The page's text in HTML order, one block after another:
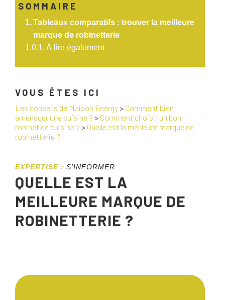
SOMMAIRE
Tableaux comparatifs : trouver la meilleure
marque de robinetterie
À lire également
VOUS ÊTES ICI
Les conseils de Maison Energy> Comment bien
aménager une cuisine ? > Comment choisir un bon
robinet de cuisine ? > Quelle est la meilleure marque de
robinetterie ?
EXPERTISE : S'INFORMER
QUELLE EST LA
MEILLEURE MARQUE DE
ROBINETTERIE ?